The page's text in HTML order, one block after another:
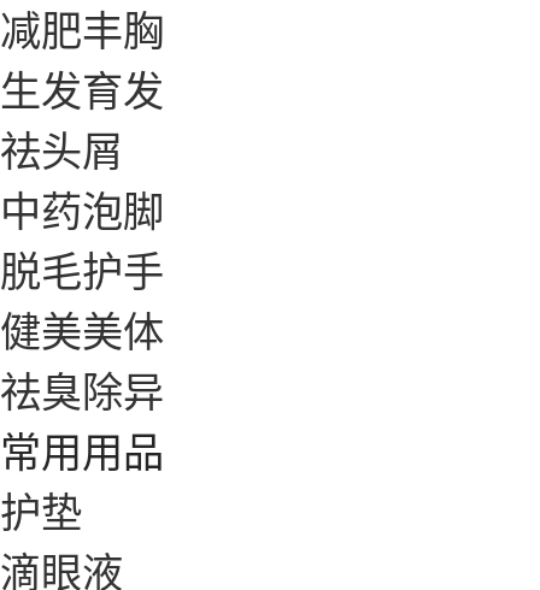
减肥丰胸
生发育发
祛头屑
中药泡脚
脱毛护手
健美美体
祛臭除异
常用用品
护垫
滴眼液